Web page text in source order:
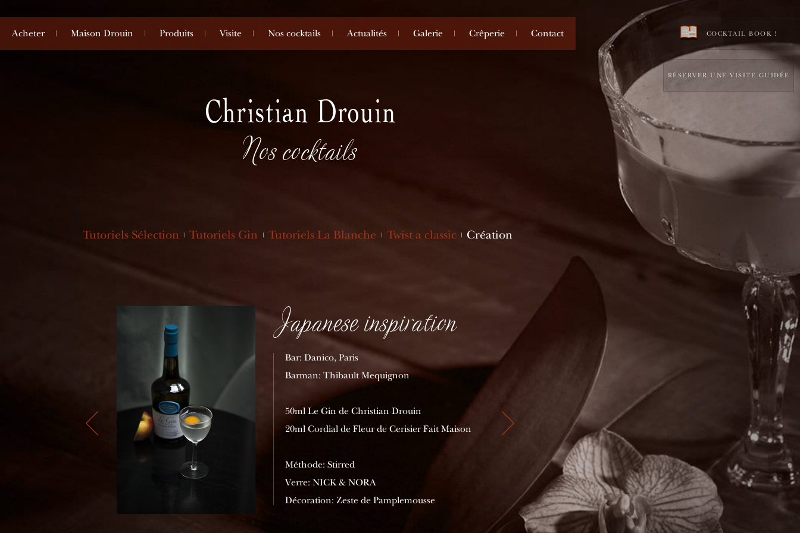
Acheter Maison Drouin Produits Visite Nos cocktails Actualités Galerie Crêperie Contact COCKTAIL BOOK !
RÉSERVER UNE VISITE GUIDÉE
Nos cocktails
Tutoriels Sélection Tutoriels Gin Tutoriels La Blanche Twist a classic Création
Japanese inspiration
Bar: Danico, Paris
Barman: Thibault Mequignon
50ml Le Gin de Christian Drouin
20ml Cordial de Fleur de Cerisier Fait Maison
Méthode: Stirred
Verre: NICK & NORA
Décoration: Zeste de Pamplemousse